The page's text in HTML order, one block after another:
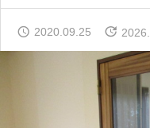
WORKS
COMPANY
2020.09.25